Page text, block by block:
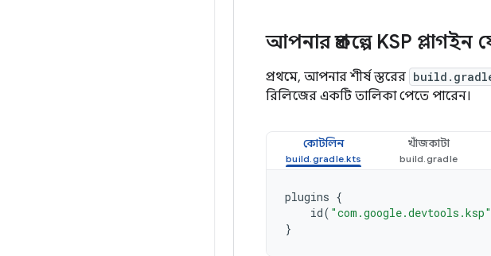
আপনার প্রকল্পে KSP
প্রথমে, আপনার শীর্ষ স্তরের
রিলিজের একটি তালিকা পেতে পারেন।
কোটলিন খাঁজকাটা
plugins {
id( "com.google.devtools.ksp"
}